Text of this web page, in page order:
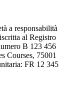
a responsabilità
al Registro
B 123 456
Courses, 75001
FR 12 345